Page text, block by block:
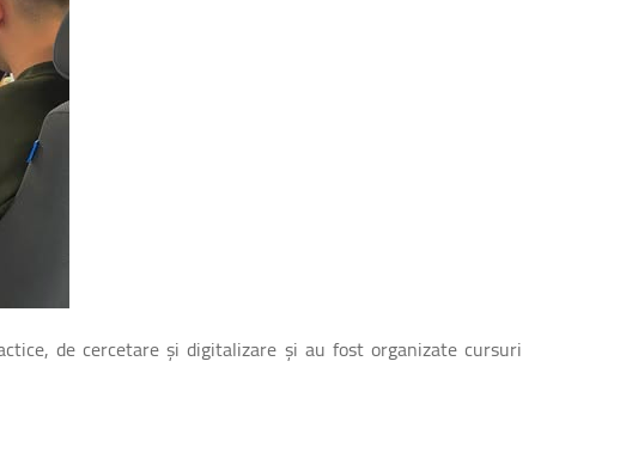
de cercetare și digitalizare și au fost organizate cursuri